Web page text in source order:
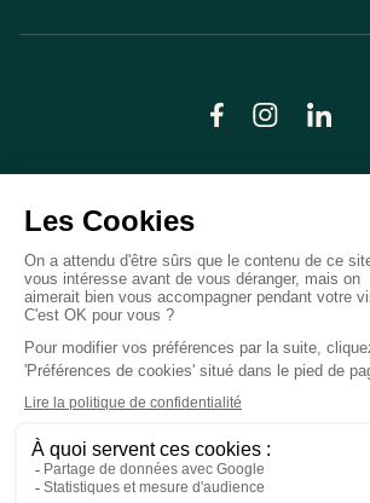
© LN CARE 2026
Politique de confidentialité
Conditions générales
Plan du site
Crédits photos